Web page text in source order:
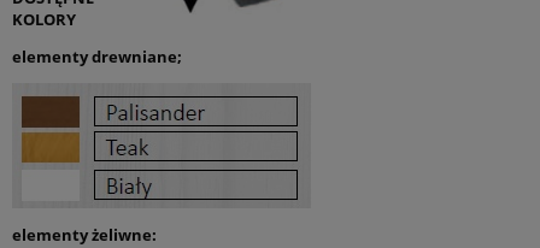
KOLORY
elementy drewniane;
elementy żeliwne:
*Imię i nazwisko:
*Kod
pocztowy:
*Miejscowość: